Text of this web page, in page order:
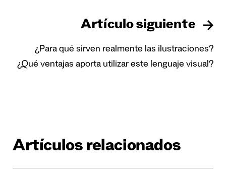
Artículo siguiente
¿Para qué sirven realmente las ilustraciones?
¿Qué ventajas aporta utilizar este lenguaje visual?
Artículos relacionados